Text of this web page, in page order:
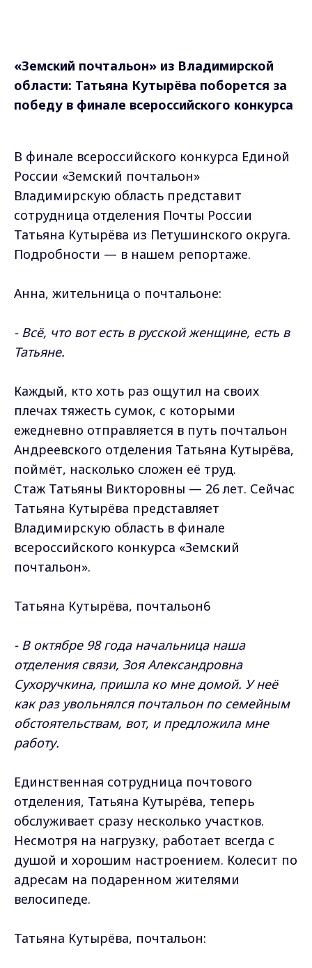
«Земский почтальон» из Владимирской
области: Татьяна Кутырёва поборется за
победу в финале всероссийского конкурса
В финале всероссийского конкурса Единой
России «Земский почтальон»
Владимирскую область представит
сотрудница отделения Почты России
Татьяна Кутырёва из Петушинского округа.
Подробности — в нашем репортаже.
Анна, жительница о почтальоне:
- Всё, что вот есть в русской женщине, есть в
Татьяне.
Каждый, кто хоть раз ощутил на своих
плечах тяжесть сумок, с которыми
ежедневно отправляется в путь почтальон
Андреевского отделения Татьяна Кутырёва,
поймёт, насколько сложен её труд.
Стаж Татьяны Викторовны — 26 лет. Сейчас
Татьяна Кутырёва представляет
Владимирскую область в финале
всероссийского конкурса «Земский
почтальон».
Татьяна Кутырёва, почтальон6
- В октябре 98 года начальница наша
отделения связи, Зоя Александровна
Сухоручкина, пришла ко мне домой. У неё
как раз увольнялся почтальон по семейным
обстоятельствам, вот, и предложила мне
работу.
Единственная сотрудница почтового
отделения, Татьяна Кутырёва, теперь
обслуживает сразу несколько участков.
Несмотря на нагрузку, работает всегда с
душой и хорошим настроением. Колесит по
адресам на подаренном жителями
велосипеде.
Татьяна Кутырёва, почтальон: